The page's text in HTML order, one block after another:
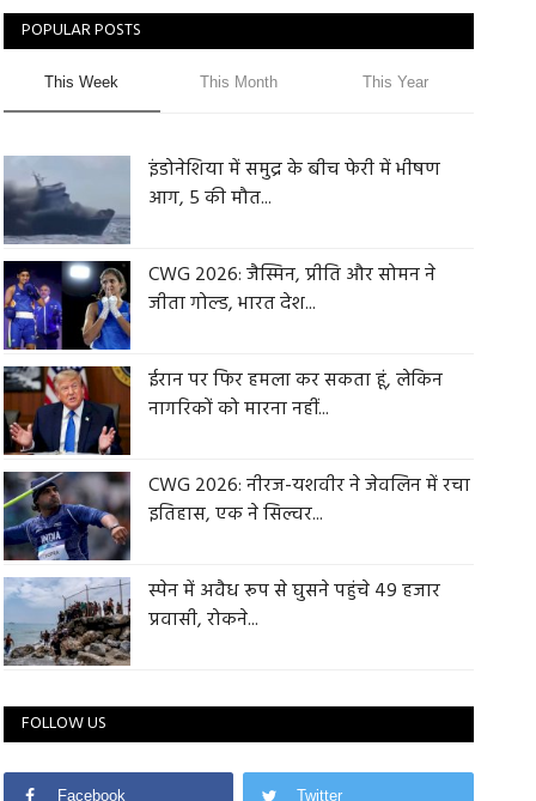
POPULAR POSTS
This Week This Month This Year
इंडोनेशिया में समुद्र के बीच फेरी में भीषण
आग, 5 की मौत...
CWG 2026: जैस्मिन, प्रीति और सोमन ने
जीता गोल्ड, भारत देश...
ईरान पर फिर हमला कर सकता हूं, लेकिन
नागरिकों को मारना नहीं...
CWG 2026: नीरज-यशवीर ने जेवलिन में रचा
इतिहास, एक ने सिल्वर...
स्पेन में अवैध रूप से घुसने पहुंचे 49 हजार
प्रवासी, रोकने...
FOLLOW US
Facebook Twitter